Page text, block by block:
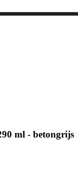
ml - betongrijs